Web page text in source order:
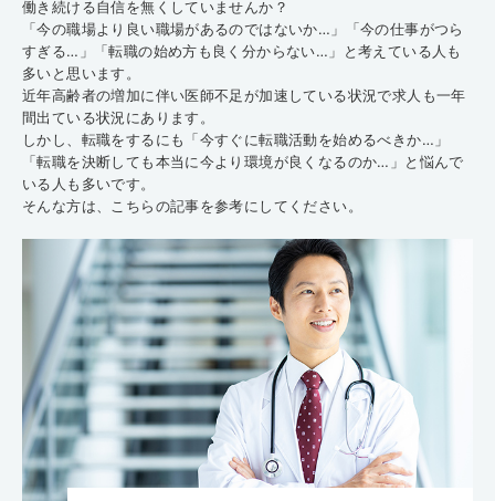
働き続ける自信を無くしていませんか？
「今の職場より良い職場があるのではないか…」「今の仕事がつら
すぎる…」「転職の始め方も良く分からない…」と考えている人も
多いと思います。
近年高齢者の増加に伴い医師不足が加速している状況で求人も一年
間出ている状況にあります。
しかし、転職をするにも「今すぐに転職活動を始めるべきか…」
「転職を決断しても本当に今より環境が良くなるのか…」と悩んで
いる人も多いです。
そんな方は、こちらの記事を参考にしてください。